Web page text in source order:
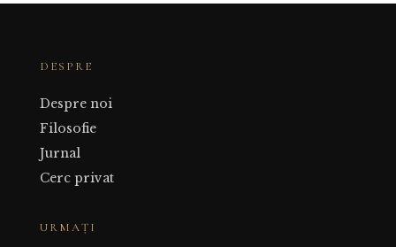
DESPRE
Despre noi
Filosofie
Jurnal
Cerc privat
URMAȚI